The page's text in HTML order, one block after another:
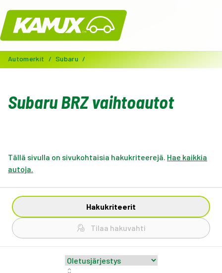
Kamux
Automerkit / Subaru /
Subaru BRZ vaihtoautot
Tällä sivulla on sivukohtaisia hakukriteerejä. Hae kaikkia
autoja.
Hakukriteerit
Tilaa hakuvahti